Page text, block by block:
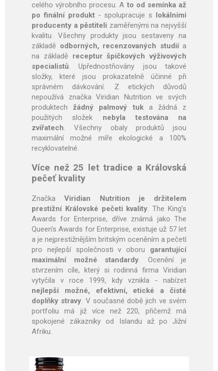
celého výrobního procesu. A to od semínka až
po finální produkt- spolupracuje s lokálními
producenty a pěstiteli zaměřenými na nejvyšší
kvalitu. Všechny produkty jsou sestaveny na
základě odborných, recenzovaných studiía
na základě receptur špičkových výživových
specialistů. Upřednostňovány jsou takové
složky, které jsou prokazatelně účinné při
správném dávkování. Z etických důvodů
nepoužívá značka Viridian Nutrition ve svých
produktechžádný palmový tuka žádná z
použitých složek nebyla testována na
zvířatech. Všechny obaly produktů jsou
maximální možné míře ekologické a 100%
recyklovatelné.
Více než 25 let tradice a Královská
pečeť kvality
ZnačkaViridian Nutrition je držitelem
prestižní Královské pečeti kvality. The King's
Awards for Enterprise, dříve známá jako The
Queen's Awards for Enterprise, existuje už 57 let
a je nejprestižnějším britským oceněním a pečetí
pro nejlepší společnosti v oboru garantující
maximální možné standardy. Ocenění je
stvrzením cíle, který si rodinná firma Viridian
vytyčila v roce 1999, kdy vznikla - nabízet
nejlepší možné, efektivní, etické a čisté
doplňky stravy. V současné době jich ve svém
portfoliu má již více než 220, přičemž má
spokojené zákazníky od Islandu až po Jižní
Afriku.